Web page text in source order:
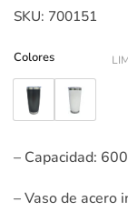
SKU: 700151
Colores
– Capacidad:
– Vaso de acero